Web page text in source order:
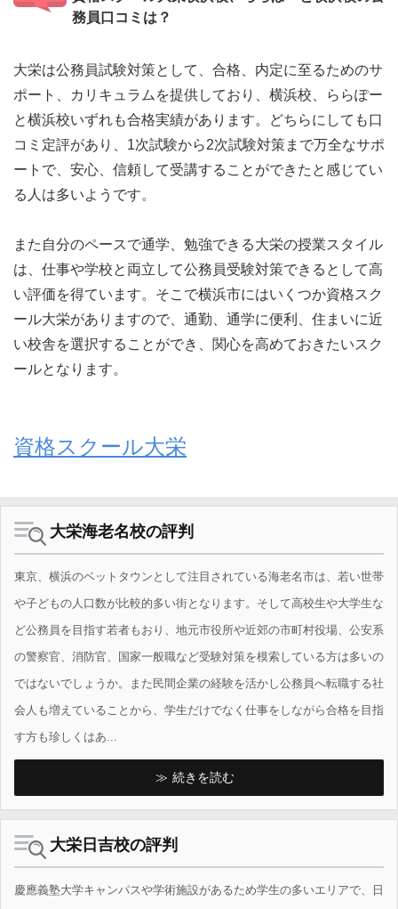
務員口コミは？
大栄は公務員試験対策として、合格、内定に至るためのサ
ポート、カリキュラムを提供しており、横浜校、ららぽー
と横浜校いずれも合格実績があります。どちらにしても口
コミ定評があり、1次試験から2次試験対策まで万全なサポ
ートで、安心、信頼して受講することができたと感じてい
る人は多いようです。
また自分のペースで通学、勉強できる大栄の授業スタイル
は、仕事や学校と両立して公務員受験対策できるとして高
い評価を得ています。そこで横浜市にはいくつか資格スク
ール大栄がありますので、通勤、通学に便利、住まいに近
い校舎を選択することができ、関心を高めておきたいスク
ールとなります。
資格スクール大栄
大栄海老名校の評判
東京、横浜のベットタウンとして注目されている海老名市は、若い世帯
や子どもの人口数が比較的多い街となります。そして高校生や大学生な
ど公務員を目指す若者もおり、地元市役所や近郊の市町村役場、公安系
の警察官、消防官、国家一般職など受験対策を模索している方は多いの
ではないでしょうか。また民間企業の経験を活かし公務員へ転職する社
会人も増えていることから、学生だけでなく仕事をしながら合格を目指
す方も珍しくはあ...
続きを読む
大栄日吉校の評判
慶應義塾大学キャンパスや学術施設があるため学生の多いエリアで、日